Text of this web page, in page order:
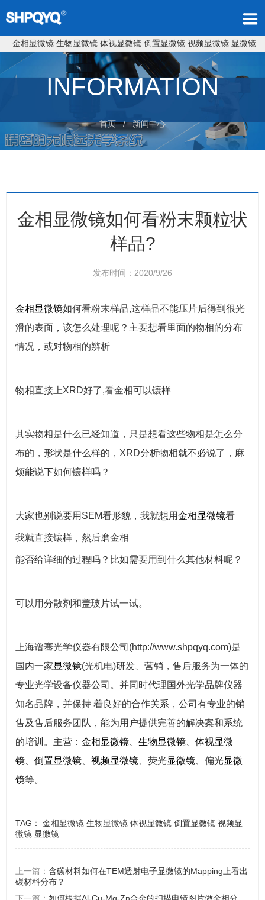
金相显微镜 生物显微镜 体视显微镜 倒置显微镜 视频显微镜 显微镜
INFORMATION
首页/ 新闻中心
金相显微镜如何看粉末颗粒状
样品?
发布时间：2020/9/26
金相显微镜如何看粉末样品,这样品不能压片后得到很光
滑的表面，该怎么处理呢？主要想看里面的物相的分布
情况，或对物相的辨析
物相直接上XRD好了,看金相可以镶样
其实物相是什么已经知道，只是想看这些物相是怎么分
布的，形状是什么样的，XRD分析物相就不必说了，麻
烦能说下如何镶样吗？
大家也别说要用SEM看形貌，我就想用金相显微镜看
我就直接镶样，然后磨金相
能否给详细的过程吗？比如需要用到什么其他材料呢？
可以用分散剂和盖玻片试一试。
上海谱骞光学仪器有限公司(http://www.shpqyq.com)是
国内一家显微镜(光机电)研发、营销，售后服务为一体的
专业光学设备仪器公司。并同时代理国外光学品牌仪器
知名品牌，并保持 着良好的合作关系，公司有专业的销
售及售后服务团队，能为用户提供完善的解决案和系统
的培训。主营： 金相显微镜 生物显微镜 体视显微
镜
倒置显微镜 视频显微镜 、荧光显微镜 、偏光显微
镜等。
TAG： 金相显微镜 生物显微镜 体视显微镜 倒置显微镜 视频显
微镜 显微镜
上一篇： 含碳材料如何在TEM透射电子显微镜的Mapping上看出
碳材料分布？